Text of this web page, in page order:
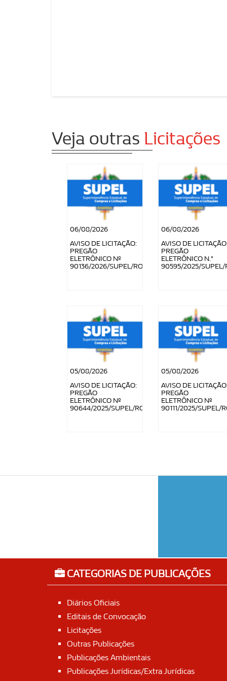
Veja outras Licitações
06/08/2026
AVISO DE LICITAÇÃO:
PREGÃO
ELETRÔNICO Nº
90136/2026/SUPEL/RO
06/08/2026
AVISO DE
PREGÃO
ELETRÔNICO N.°
90595/2025/SUPEL/
05/08/2026
AVISO DE LICITAÇÃO:
PREGÃO
ELETRÔNICO Nº
90644/2025/SUPEL/RO
05/08/2026
AVISO DE
PREGÃO
ELETRÔNICO Nº
90111/2025/SUPEL/
CATEGORIAS DE PUBLICAÇÕES
Diários Oficiais
Editais de Convocação
Licitações
Outras Publicações
Publicações Ambientais
Publicações Jurídicas/Extra Jurídicas